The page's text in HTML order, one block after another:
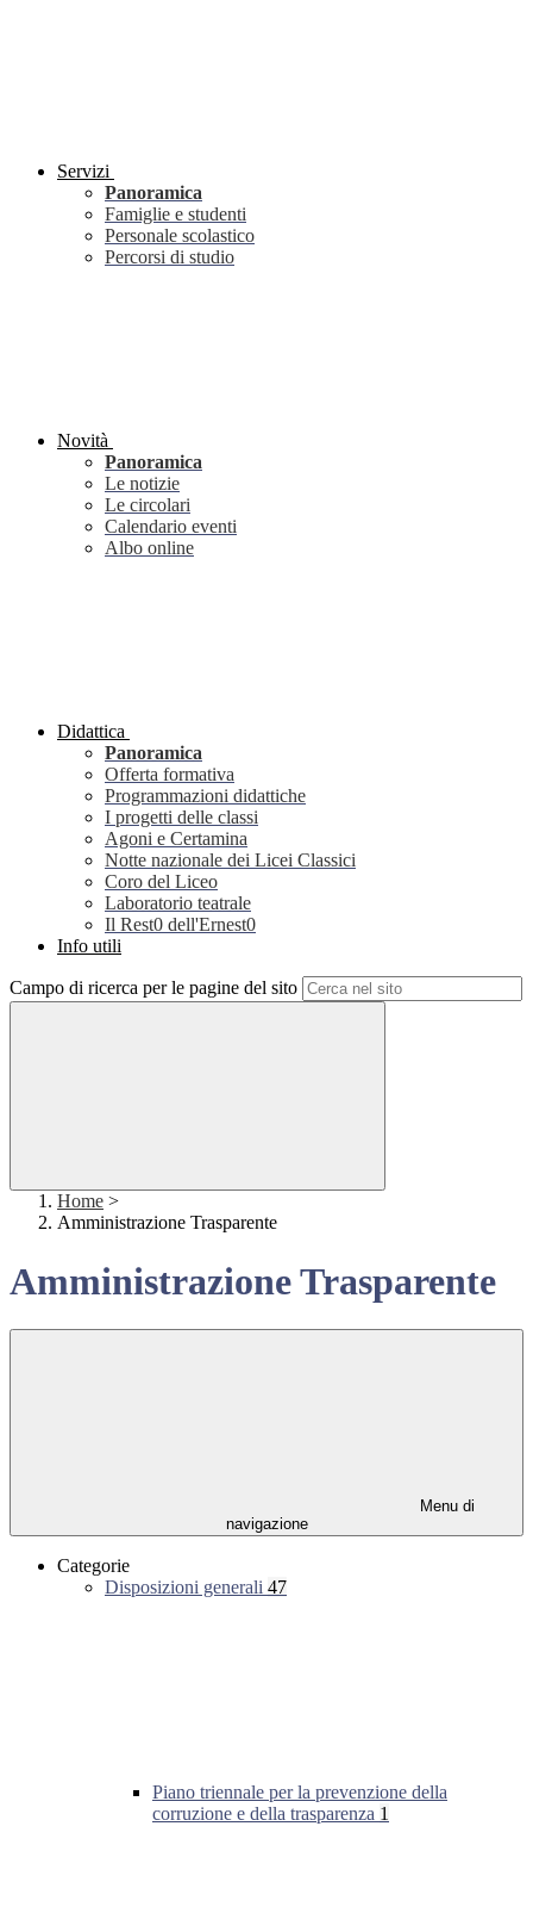
Servizi
Panoramica
Famiglie e studenti
Personale scolastico
Percorsi di studio
Novità
Panoramica
Le notizie
Le circolari
Calendario eventi
Albo online
Didattica
Panoramica
Offerta formativa
Programmazioni didattiche
I progetti delle classi
Agoni e Certamina
Notte nazionale dei Licei Classici
Coro del Liceo
Laboratorio teatrale
Il Rest0 dell'Ernest0
Info utili
Campo di ricerca per le pagine del sito
Home >
Amministrazione Trasparente
Amministrazione Trasparente
Menu di
navigazione
Categorie
Disposizioni generali 47
Piano triennale per la prevenzione della
corruzione e della trasparenza 1